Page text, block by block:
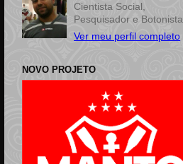
Cientista Social,
Pesquisador e Botonista.
Ver meu perfil completo
NOVO PROJETO